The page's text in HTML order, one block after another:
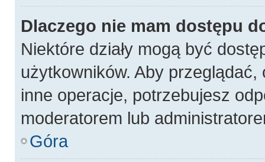
Dlaczego nie mam dostępu
Niektóre działy mogą być
użytkowników. Aby
inne operacje, potrzebujesz
moderatorem lub
Góra